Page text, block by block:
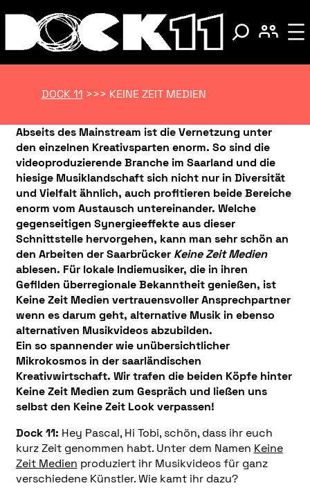
DOCK 11 >>> KEINE ZEIT MEDIEN
Abseits des Mainstream ist die Vernetzung unter
den einzelnen Kreativsparten enorm. So sind die
videoproduzierende Branche im Saarland und die
hiesige Musiklandschaft sich nicht nur in Diversität
und Vielfalt ähnlich, auch profitieren beide Bereiche
enorm vom Austausch untereinander. Welche
gegenseitigen Synergieeffekte aus dieser
Schnittstelle hervorgehen, kann man sehr schön an
den Arbeiten der Saarbrücker Keine Zeit Medien
ablesen. Für lokale Indiemusiker, die in ihren
Gefilden überregionale Bekanntheit genießen, ist
Keine Zeit Medien vertrauensvoller Ansprechpartner
wenn es darum geht, alternative Musik in ebenso
alternativen Musikvideos abzubilden.
Ein so spannender wie unübersichtlicher
Mikrokosmos in der saarländischen
Kreativwirtschaft. Wir trafen die beiden Köpfe hinter
Keine Zeit Medien zum Gespräch und ließen uns
selbst den Keine Zeit Look verpassen!
Dock 11: Hey Pascal, Hi Tobi, schön, dass ihr euch
kurz Zeit genommen habt. Unter dem Namen Keine
Zeit Medien produziert ihr Musikvideos für ganz
verschiedene Künstler. Wie kamt ihr dazu?